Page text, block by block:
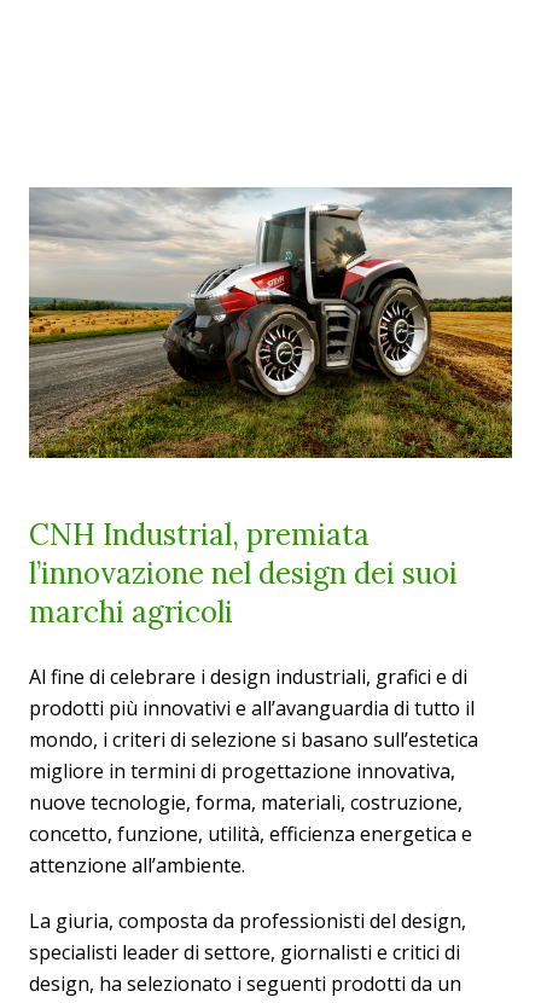
CNH Industrial, premiata
l’innovazione nel design dei suoi
marchi agricoli
Al fine di celebrare i design industriali, grafici e di
prodotti più innovativi e all’avanguardia di tutto il
mondo, i criteri di selezione si basano sull’estetica
migliore in termini di progettazione innovativa,
nuove tecnologie, forma, materiali, costruzione,
concetto, funzione, utilità, efficienza energetica e
attenzione all’ambiente.
La giuria, composta da professionisti del design,
specialisti leader di settore, giornalisti e critici di
design, ha selezionato i seguenti prodotti da un